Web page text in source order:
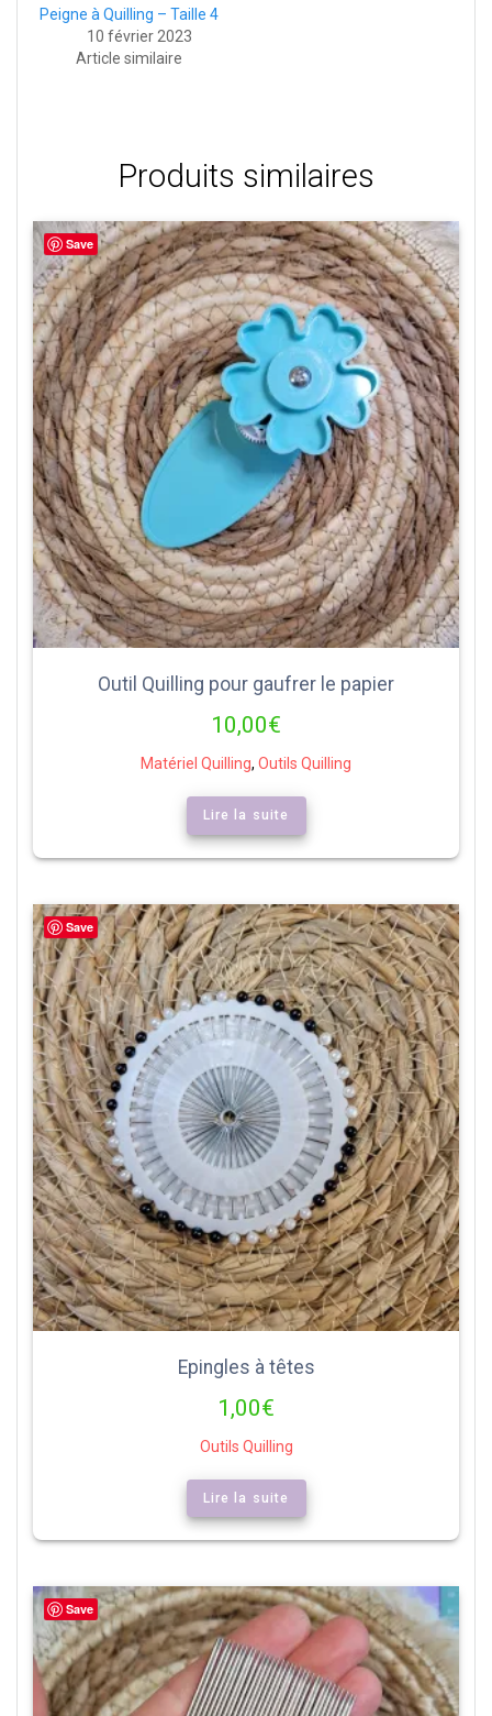
Peigne à Quilling – Taille 4
10 février 2023
Article similaire
Produits similaires
Save
Outil Quilling pour gaufrer le papier
10,00€
Matériel Quilling, Outils Quilling
Lire la suite
Save
Epingles à têtes
1,00€
Outils Quilling
Lire la suite
Save